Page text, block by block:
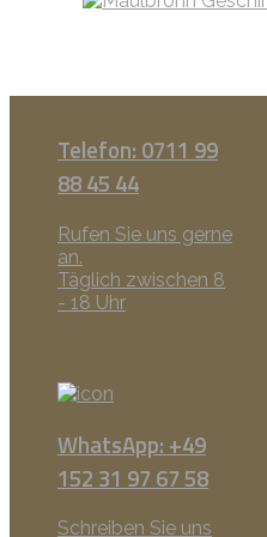
Telefon: 0711 99
88 45 44
Rufen Sie uns gerne
an.
Täglich zwischen 8
- 18 Uhr
WhatsApp: +49
152 31 97 67 58
Schreiben Sie uns